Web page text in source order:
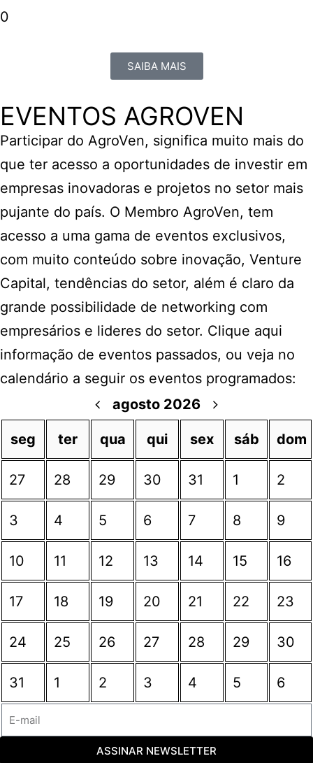
0
SAIBA MAIS
EVENTOS AGROVEN
Participar do AgroVen, significa muito mais do
que ter acesso a oportunidades de investir em
empresas inovadoras e projetos no setor mais
pujante do país. O Membro AgroVen, tem
acesso a uma gama de eventos exclusivos,
com muito conteúdo sobre inovação, Venture
Capital, tendências do setor, além é claro da
grande possibilidade de networking com
empresários e lideres do setor. Clique aqui
informação de eventos passados, ou veja no
calendário a seguir os eventos programados:
agosto 2026
seg ter qua qui sex sáb dom
27 28 29 30 31 1 2
3 4 5 6 7 8 9
10 11 12 13 14 15 16
17 18 19 20 21 22 23
24 25 26 27 28 29 30
31 1 2 3 4 5 6
ASSINAR NEWSLETTER